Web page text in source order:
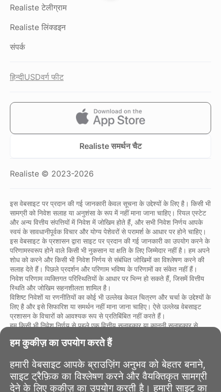
हम कुकीज़ का उपयोग करते हैं
हमारी वेबसाइट आपके ब्राउज़िंग अनुभव को बेहतर बनाने,
साइट ट्रैफ़िक का विश्लेषण करने और वैयक्तिकृत सामग्री
देने के लिए कुकीज़ का उपयोग करती है। हमारी साइट का
Realiste टेलीग्राम
Realiste लिंक्डइन
संपर्क
हिन्दीUSDवर्ग फीट
Realiste समर्थन चैट
Realiste © 2023-2026
इस वेबसाइट पर प्रदान की गई जानकारी केवल सूचना के उद्देश्यों के लिए है। किसी भी
सामग्री को निवेश सलाह या अनुशंसा के रूप में नहीं माना जाना चाहिए। रियल एस्टेट
और अन्य वित्तीय संपत्तियों में निवेश में जोखिम होते हैं, और सभी निवेश निर्णय आपके
स्वयं के सावधानीपूर्वक विचार और योग्य पेशेवरों से परामर्श के आधार पर होने चाहिए।
इस वेबसाइट के प्रशासन द्वारा साइट पर प्रदान की गई जानकारी का उपयोग करने के
परिणामस्वरूप होने वाले किसी भी नुकसान या क्षति के लिए जिम्मेदार नहीं है। हम अपने
शोध को करने और किसी भी निवेश निर्णय से संबंधित जोखिमों का विश्लेषण करने की
सलाह देते हैं। पिछले प्रदर्शन और परिणाम भविष्य के परिणामों का संकेत नहीं हैं।
निवेश परिणाम व्यक्तिगत परिस्थितियों के आधार पर भिन्न हो सकते हैं, जिसमें वित्तीय
स्थिति और जोखिम सहनशीलता शामिल है।
विशिष्ट निवेशों या रणनीतियों का कोई भी उल्लेख केवल चित्रण और चर्चा के उद्देश्यों के
लिए है और इसे सिफारिश या समर्थन नहीं माना जाना चाहिए। ऐसे उल्लेख वेबसाइट
प्रशासन के विचारों को आवश्यक रूप से प्रतिबिंबित नहीं करते हैं।
हम किसी भी निवेश निर्णय से पहले एक वित्तीय सलाहकार या कानूनी सलाहकार से
जोखिमों के लिए पूरी तरह से जिम्मेदार हैं।
साइट पर प्रदान की गई जानकारी के उपयोग से उत्पन्न किसी भी प्रत्यक्ष या अप्रत्यक्ष
नुकसान या क्षति के लिए उत्तरदायी नहीं है।
निवेश निर्णय लेने में सावधानी और सतर्कता का पालन करें।